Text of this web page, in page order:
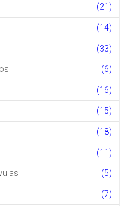
(21)
(14)
(33)
(6)
(16)
(15)
(18)
(11)
(5)
(7)